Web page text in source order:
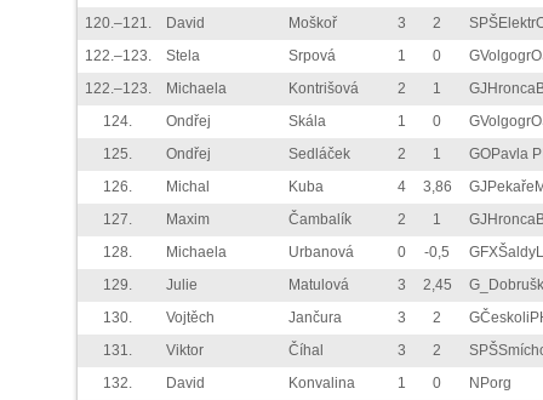
120.–121.
David Moškoř 3 2
122.–123.
Stela Srpová 1 0
122.–123.
Michaela Kontrišová 2 1
124.
Ondřej Skála 1 0
125.
Ondřej Sedláček 2 1
GOPavla
126.
Michal Kuba 4 3,86
127.
Maxim Čambalík 2 1
128.
Michaela Urbanová 0 -0,5
129.
Julie Matulová 3 2,45
130.
Vojtěch Jančura 3 2
131.
Viktor Číhal 3 2
132.
David Konvalina 1 0
NPorg